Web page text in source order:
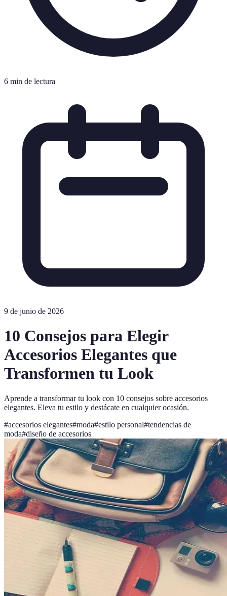
6 min de lectura
9 de junio de 2026
10 Consejos para Elegir
Accesorios Elegantes que
Transformen tu Look
Aprende a transformar tu look con 10 consejos sobre accesorios
elegantes. Eleva tu estilo y destácate en cualquier ocasión.
#accesorios elegantes#moda#estilo personal#tendencias de
moda#diseño de accesorios